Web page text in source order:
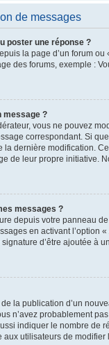
de messages
poster une réponse ?
la page d’un forum
des forums, exemple :
message ?
vous ne pouvez
correspondant. Si
la dernière modification.
de leur propre initiative.
messages ?
depuis votre panneau
en activant l’option
d’être ajoutée à
la publication d’un
n’avez probablement
indiquer le nombre de
utilisateurs de modifier